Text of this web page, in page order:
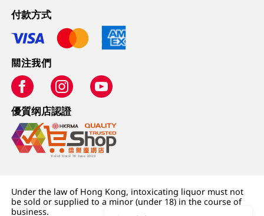
付款方式
關注我們
優質纲店認證
Under the law of Hong Kong, intoxicating liquor must not
be sold or supplied to a minor (under 18) in the course of
business.